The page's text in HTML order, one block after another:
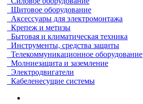
Щитовое оборудование
Аксессуары для электромонтажа
Крепеж и метизы
Бытовая и климатическая техника
Инструменты, средства защиты
Телекоммуникационное оборудование
Молниезащита и заземление
Электродвигатели
Кабеленесущие системы